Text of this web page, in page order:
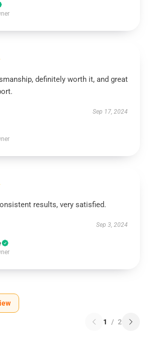
definitely worth it, and great
Sep 17, 2024
results, very satisfied.
Sep 3, 2024
1 / 2